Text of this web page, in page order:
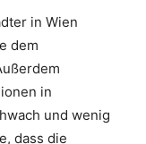
in Wien
dem
in
und wenig
dass die